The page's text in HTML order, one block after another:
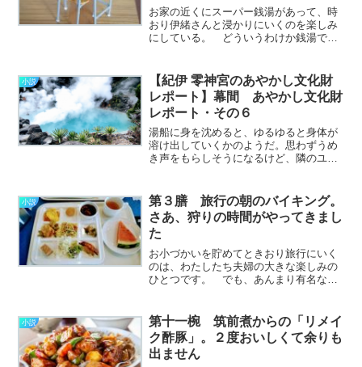
お家の近くにスーパー銭湯があって、時
おり伊緒さんと浸かりにいくのを楽しみ
にしている。 どういうわけか銭湯では
る。 そこの牛乳は昔ながらの瓶詰め
で、プラスチックのキャップで
は………………～続きを読む～
小説
【紀伊 零神宮のあやかし文化財
レポート】幕間 あやかし文化財
レポート・その６
湯船に身を沈めると、ゆるゆると身体が
溶け出していくかのようだ。思わずうめ
き声をもらしそうになるけど、隣のユラ
田辺市街と高野山の中間くらい、大和と
の境に沿った山中の村………………～続
きを読む～
小説
第３膳 旅行の朝のバイキング。
さあ、狩りの時間がやってきまし
た
お小づかいを貯めてときおり旅行にいく
のは、わたしたち夫婦の大きな楽しみの
ひとつです。 でも、あんまり有名な観
されていない山城の跡とか、万葉歌人が
旅した道とか、かなりマニ………………
～続きを読む～
小説
第十一椀 筑前煮からの「リメイ
ク酢豚」。２度おいしくて余りも
出ません